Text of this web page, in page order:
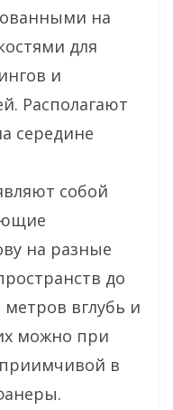
на
для
и
Располагают
середине
собой
на разные
до
метров вглубь и
можно при
в